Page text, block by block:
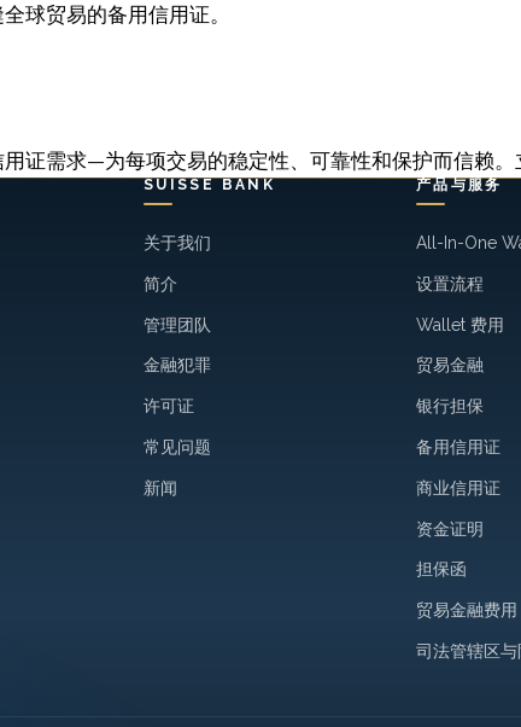
球贸易的备用信用证。
证需求—为每项交易的稳定性、可靠性和保护而信赖。
SUISSE BANK
关于我们
简介
管理团队
金融犯罪
许可证
常见问题
新闻
产品与服务
All-In-One
设置流程
Wallet 费用
贸易金融
银行担保
备用信用证
商业信用证
资金证明
担保函
贸易金融费用
司法管辖区与